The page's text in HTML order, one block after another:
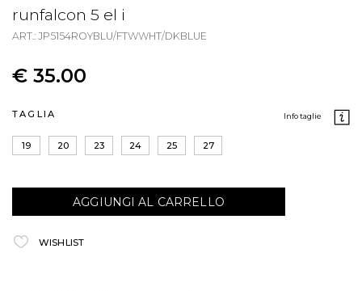
runfalcon 5 el i
ART.: JP5154ROYBLU/FTWWHT/DKBLUE
€ 35.00
TAGLIA info taglie
19 20 23 24 25 27
AGGIUNGI AL CARRELLO
WISHLIST